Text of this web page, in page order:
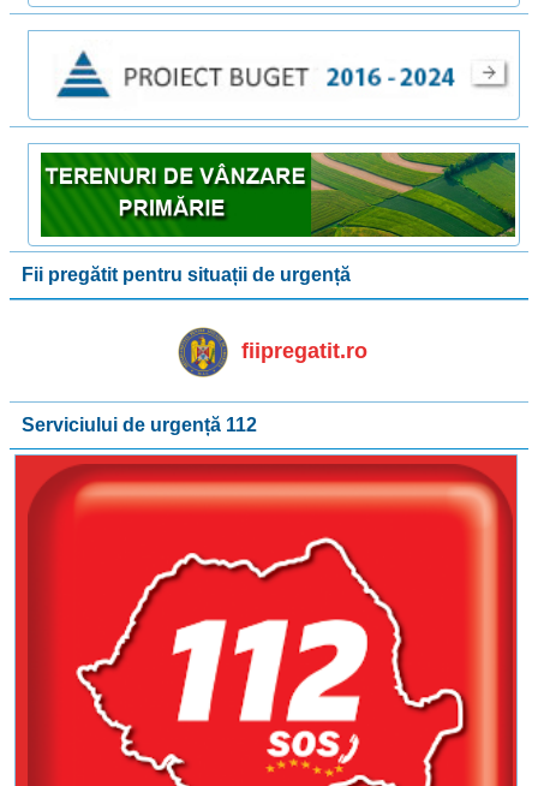
Fii pregătit pentru situații de urgență
fiipregatit.ro
Serviciului de urgență 112